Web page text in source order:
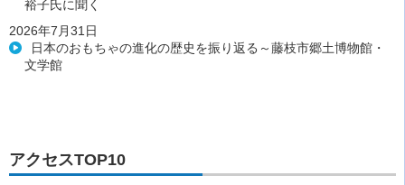
裕子氏に聞く
2026年7月31日
日本のおもちゃの進化の歴史を振り返る～藤枝市郷土博物館・
文学館
アクセスTOP10